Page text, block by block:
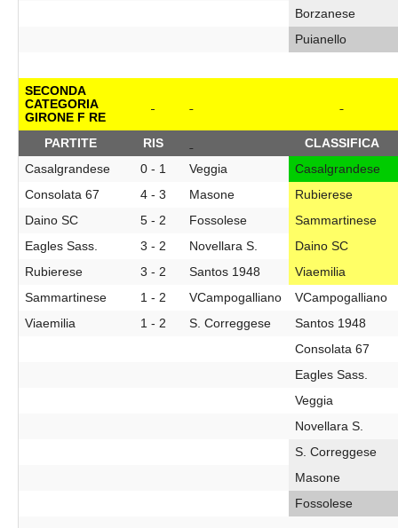
Borzanese
Puianello
SECONDA
CATEGORIA
GIRONE F RE
PARTITE
RIS
CLASSIFICA
Casalgrandese
0 - 1 Veggia
Casalgrandese
Consolata 67
4 - 3 Masone
Rubierese
Daino SC
5 - 2 Fossolese
Sammartinese
Eagles Sass.
3 - 2 Novellara S.
Daino SC
Rubierese
3 - 2 Santos 1948
Viaemilia
Sammartinese
1 - 2 VCampogalliano
VCampogalliano
Viaemilia
1 - 2 S. Correggese
Santos 1948
Consolata 67
Eagles Sass.
Veggia
Novellara S.
S. Correggese
Masone
Fossolese